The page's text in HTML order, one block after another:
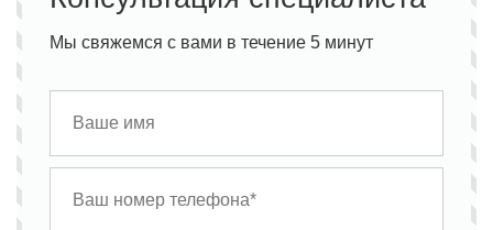
Мы свяжемся с вами в течение 5 минут